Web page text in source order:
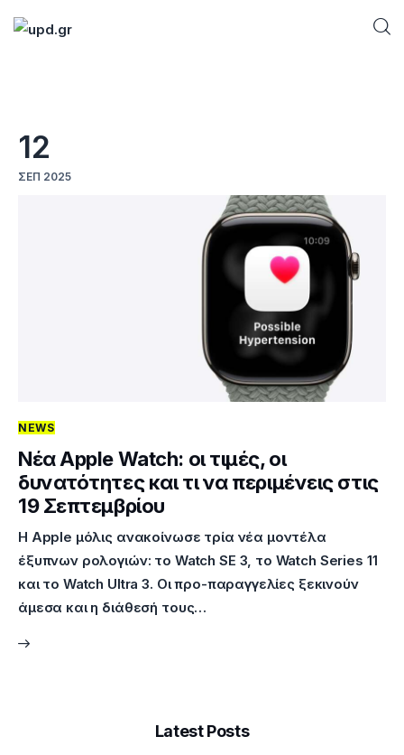
12
ΣΕΠ 2025
NEWS
Νέα Apple Watch: οι τιμές, οι
δυνατότητες και τι να περιμένεις στις
19 Σεπτεμβρίου
Η Apple μόλις ανακοίνωσε τρία νέα μοντέλα
έξυπνων ρολογιών: το Watch SE 3, το Watch Series 11
και το Watch Ultra 3. Οι προ-παραγγελίες ξεκινούν
άμεσα και η διάθεσή τους…
Latest Posts